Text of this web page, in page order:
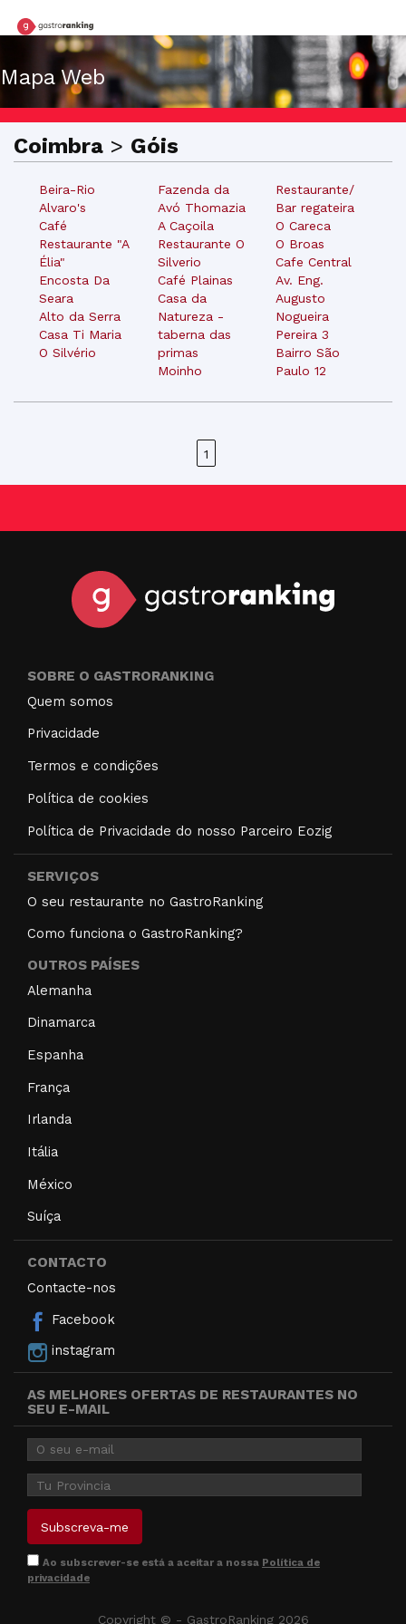
Mapa Web
Coimbra > Góis
Beira-Rio
Alvaro's
Café
Restaurante "A
Élia"
Encosta Da
Seara
Alto da Serra
Casa Ti Maria
O Silvério
Fazenda da
Avó Thomazia
A Caçoila
Restaurante O
Silverio
Café Plainas
Casa da
Natureza -
taberna das
primas
Moinho
Restaurante/
Bar regateira
O Careca
O Broas
Cafe Central
Av. Eng.
Augusto
Nogueira
Pereira 3
Bairro São
Paulo 12
1
SOBRE O GASTRORANKING
Quem somos
Privacidade
Termos e condições
Política de cookies
Política de Privacidade do nosso Parceiro Eozig
SERVIÇOS
O seu restaurante no GastroRanking
Como funciona o GastroRanking?
OUTROS PAÍSES
Alemanha
Dinamarca
Espanha
França
Irlanda
Itália
México
Suíça
CONTACTO
Contacte-nos
Facebook
instagram
AS MELHORES OFERTAS DE RESTAURANTES NO
SEU E-MAIL
Ao subscrever-se está a aceitar a nossa Política de
privacidade
Copyright © - GastroRanking 2026